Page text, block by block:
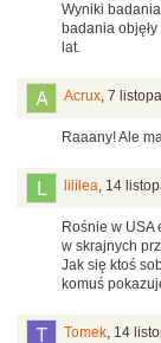
Wyniki
badania
lat.
Acrux, 7
Raaany! Ale
lililea, 14
Rośnie w USA
w skrajnych
Jak się ktoś
komuś
Tomek, 14